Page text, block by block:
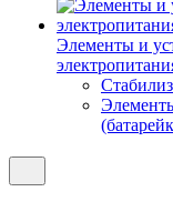
Элементы и